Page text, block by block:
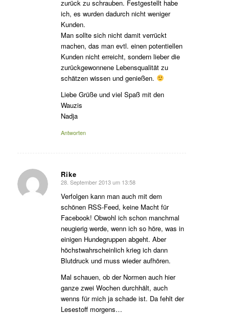
zurück zu schrauben. Festgestellt habe
ich, es wurden dadurch nicht weniger
Kunden.
Man sollte sich nicht damit verrückt
machen, das man evtl. einen potentiellen
Kunden nicht erreicht, sondern lieber die
zurückgewonnene Lebensqualität zu
schätzen wissen und genießen.
Liebe Grüße und viel Spaß mit den
Wauzis
Nadja
Antworten
Rike
sagte:
28. September 2013 um 13:58
Verfolgen kann man auch mit dem
schönen RSS-Feed, keine Macht für
Facebook! Obwohl ich schon manchmal
neugierig werde, wenn ich so höre, was in
einigen Hundegruppen abgeht. Aber
höchstwahrscheinlich krieg ich dann
Blutdruck und muss wieder aufhören.
Mal schauen, ob der Normen auch hier
ganze zwei Wochen durchhält, auch
wenns für mich ja schade ist. Da fehlt der
Lesestoff morgens…